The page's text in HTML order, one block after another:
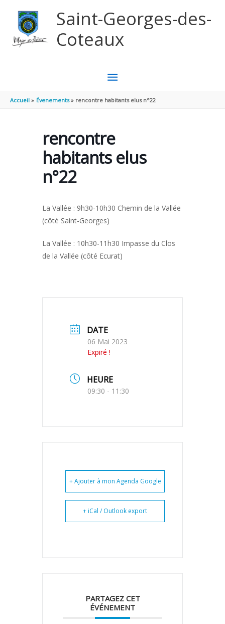
Saint-Georges-des-
Coteaux
MENU
PRINCIPAL
Accueil Évenements rencontre habitants elus n°22
rencontre
habitants elus
n°22
La Vallée : 9h30-10h30 Chemin de la Vallée
(côté Saint-Georges)
La Vallée : 10h30-11h30 Impasse du Clos
de la Vallée (côté Ecurat)
DATE
06 Mai 2023
Expiré !
HEURE
09:30 - 11:30
+ Ajouter à mon Agenda Google
+ iCal / Outlook export
PARTAGEZ CET
ÉVÉNEMENT